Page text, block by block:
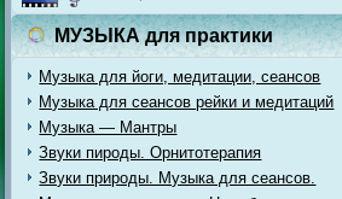
МУЗЫКА для практики
Музыка для йоги, медитации, сеансов
Музыка для сеансов рейки и медитаций
Музыка — Мантры
Звуки пироды. Орнитотерапия
Звуки природы. Музыка для сеансов.